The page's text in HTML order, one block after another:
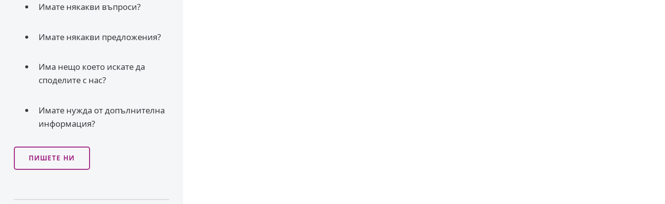
Имате някакви въпроси?
Имате някакви предложения?
Има нещо което искате да
споделите с нас?
Имате нужда от допълнителна
информация?
ПИШЕТЕ НИ